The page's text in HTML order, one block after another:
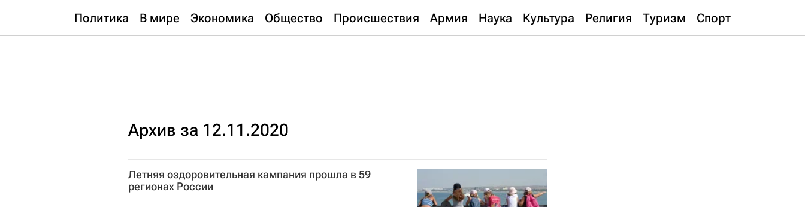
Политика В мире Экономика Общество Происшествия Армия Наука Культура Религия Туризм Спорт
Архив за 12.11.2020
Летняя оздоровительная кампания прошла в 59
регионах России